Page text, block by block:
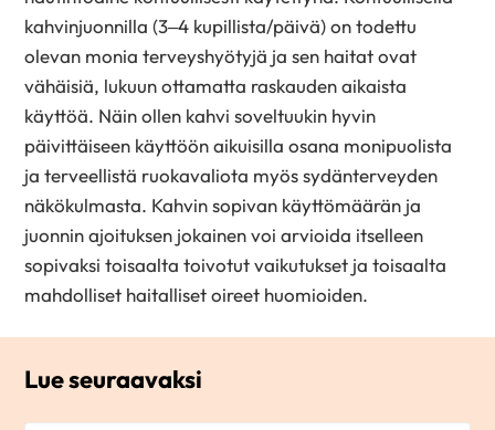
kahvinjuonnilla (3–4 kupillista/päivä) on todettu
olevan monia terveyshyötyjä ja sen haitat ovat
vähäisiä, lukuun ottamatta raskauden aikaista
käyttöä. Näin ollen kahvi soveltuukin hyvin
päivittäiseen käyttöön aikuisilla osana monipuolista
ja terveellistä ruokavaliota myös sydänterveyden
näkökulmasta. Kahvin sopivan käyttömäärän ja
juonnin ajoituksen jokainen voi arvioida itselleen
sopivaksi toisaalta toivotut vaikutukset ja toisaalta
mahdolliset haitalliset oireet huomioiden.
Lue seuraavaksi